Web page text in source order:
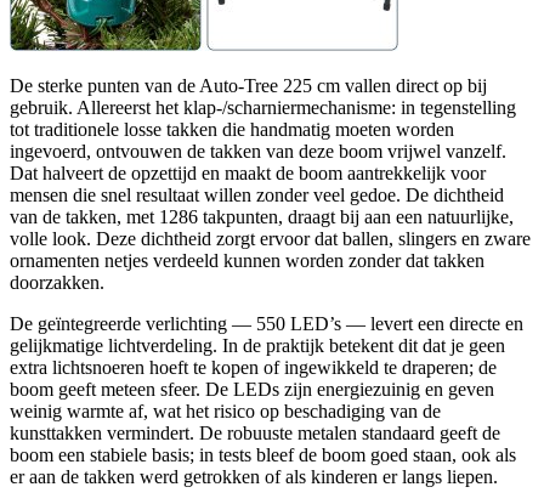
De sterke punten van de Auto‑Tree 225 cm vallen direct op bij
gebruik. Allereerst het klap-/scharniermechanisme: in tegenstelling
tot traditionele losse takken die handmatig moeten worden
ingevoerd, ontvouwen de takken van deze boom vrijwel vanzelf.
Dat halveert de opzettijd en maakt de boom aantrekkelijk voor
mensen die snel resultaat willen zonder veel gedoe. De dichtheid
van de takken, met 1286 takpunten, draagt bij aan een natuurlijke,
volle look. Deze dichtheid zorgt ervoor dat ballen, slingers en zware
ornamenten netjes verdeeld kunnen worden zonder dat takken
doorzakken.
De geïntegreerde verlichting — 550 LED’s — levert een directe en
gelijkmatige lichtverdeling. In de praktijk betekent dit dat je geen
extra lichtsnoeren hoeft te kopen of ingewikkeld te draperen; de
boom geeft meteen sfeer. De LEDs zijn energiezuinig en geven
weinig warmte af, wat het risico op beschadiging van de
kunsttakken vermindert. De robuuste metalen standaard geeft de
boom een stabiele basis; in tests bleef de boom goed staan, ook als
er aan de takken werd getrokken of als kinderen er langs liepen.